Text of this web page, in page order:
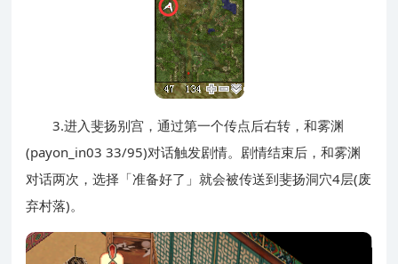
3.进入斐扬别宫，通过第一个传点后右转，和雾渊
(payon_in03 33/95)对话触发剧情。剧情结束后，和雾渊
对话两次，选择「准备好了」就会被传送到斐扬洞穴4层(废
弃村落)。